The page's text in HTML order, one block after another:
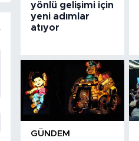
yönlü gelişimi için
yeni adımlar
atıyor
GÜNDEM